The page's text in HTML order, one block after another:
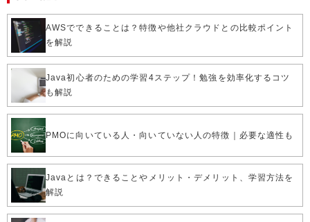
AWSでできることは？特徴や他社クラウドとの比較ポイント
を解説
Java初心者のための学習4ステップ！勉強を効率化するコツ
も解説
PMOに向いている人・向いていない人の特徴｜必要な適性も
Javaとは？できることやメリット・デメリット、学習方法を
解説